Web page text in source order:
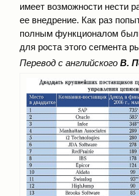
имеет возможности нести
ее внедрение. Как раз
полным функционалом
для роста этого сегмента
Перевод с английского В.